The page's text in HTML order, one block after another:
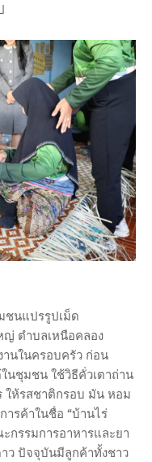
ชนแปรรูปเม็ด
ญ่ ตำบลเหนือคลอง
านในครอบครัว ก่อน
นชุมชน ใช้วิธีคั่วเตาถ่าน
ห้รสชาติกรอบ มัน หอม
ารค้าในชื่อ “บ้านไร่
กรรมการอาหารและยา
าว ปัจจุบันมีลูกค้าทั้งชาว